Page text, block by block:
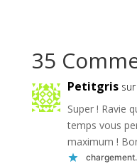
35
Petitgris
Super ! Ravie
temps vous
maximum !